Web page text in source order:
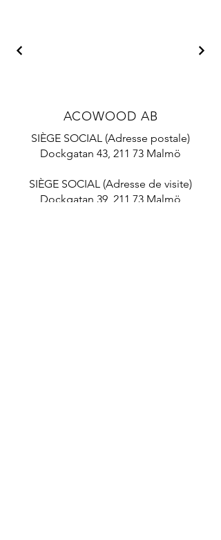
ACOWOOD AB
SIÈGE SOCIAL (Adresse postale)
Dockgatan 43, 211 73 Malmö
SIÈGE SOCIAL (Adresse de visite)
Dockgatan 39, 211 73 Malmö